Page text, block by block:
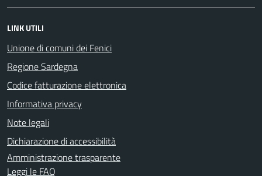
LINK UTILI
Unione di comuni dei Fenici
Regione Sardegna
Codice fatturazione elettronica
Informativa privacy
Note legali
Dichiarazione di accessibilità
Amministrazione trasparente
Leggi le FAQ